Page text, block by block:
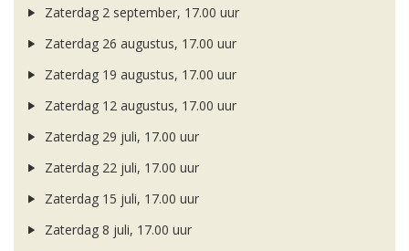
Zaterdag 2 september, 17.00 uur
Zaterdag 26 augustus, 17.00 uur
Zaterdag 19 augustus, 17.00 uur
Zaterdag 12 augustus, 17.00 uur
Zaterdag 29 juli, 17.00 uur
Zaterdag 22 juli, 17.00 uur
Zaterdag 15 juli, 17.00 uur
Zaterdag 8 juli, 17.00 uur